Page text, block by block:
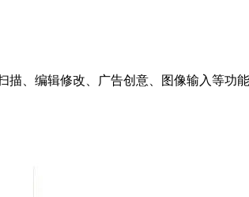
、编辑修改、广告创意、图像输入等功